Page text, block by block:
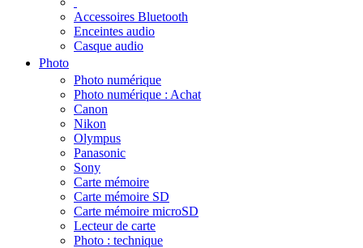
Accessoires Bluetooth
Enceintes audio
Casque audio
Photo
Photo numérique
Photo numérique : Achat
Canon
Nikon
Olympus
Panasonic
Sony
Carte mémoire
Carte mémoire SD
Carte mémoire microSD
Lecteur de carte
Photo : technique